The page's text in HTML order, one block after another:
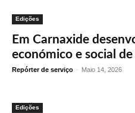
Edições
Em Carnaxide
económico e social
Repórter de serviço - Maio 14, 2026
Edições